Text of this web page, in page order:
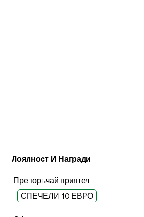
Лоялност И Награди
Препоръчай приятел
СПЕЧЕЛИ 10 ЕВРО